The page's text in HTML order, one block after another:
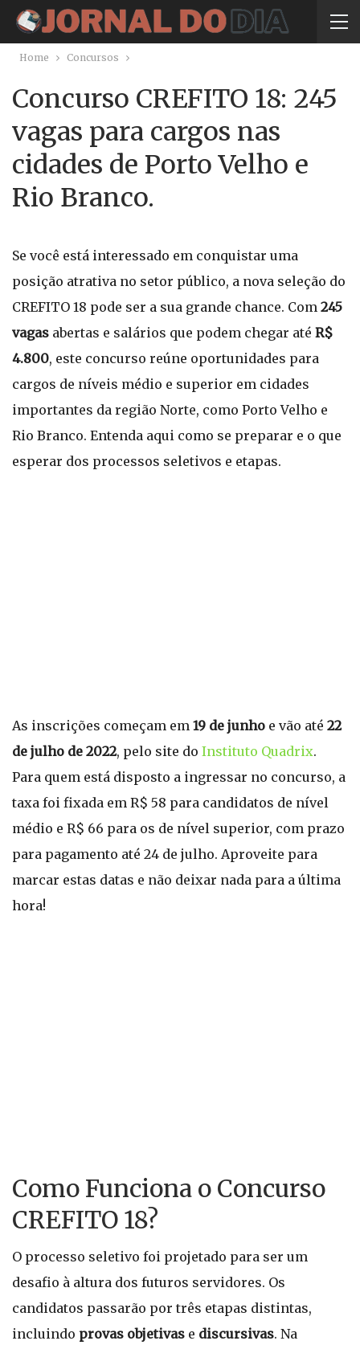
Home Concursos
Concurso CREFITO 18: 245
vagas para cargos nas
cidades de Porto Velho e
Rio Branco.
Se você está interessado em conquistar uma
posição atrativa no setor público, a nova seleção do
CREFITO 18 pode ser a sua grande chance. Com 245
vagas abertas e salários que podem chegar até R$
4.800, este concurso reúne oportunidades para
cargos de níveis médio e superior em cidades
importantes da região Norte, como Porto Velho e
Rio Branco. Entenda aqui como se preparar e o que
esperar dos processos seletivos e etapas.
As inscrições começam em 19 de junho e vão até 22
de julho de 2022, pelo site do Instituto Quadrix.
Para quem está disposto a ingressar no concurso, a
taxa foi fixada em R$ 58 para candidatos de nível
médio e R$ 66 para os de nível superior, com prazo
para pagamento até 24 de julho. Aproveite para
marcar estas datas e não deixar nada para a última
hora!
Como Funciona o Concurso
CREFITO 18?
O processo seletivo foi projetado para ser um
desafio à altura dos futuros servidores. Os
candidatos passarão por três etapas distintas,
incluindo provas objetivas e discursivas. Na